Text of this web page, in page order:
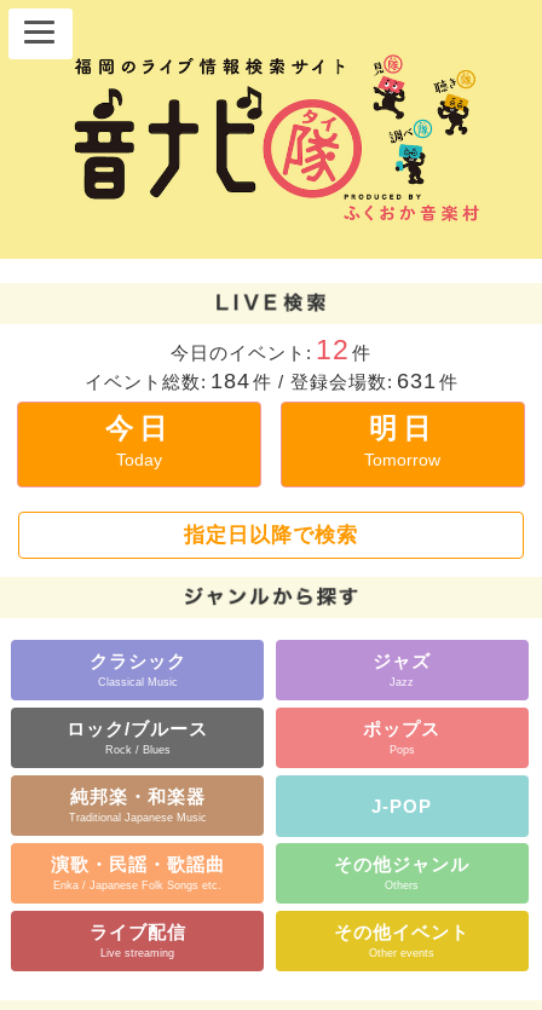
今日のイベント: 12 件
イベント総数: 184件 / 登録会場数: 631 件
今日
Today
明日
Tomorrow
指定日以降で検索
クラシック
Classical Music
ジャズ
Jazz
ロック/ブルース
Rock / Blues
ポップス
Pops
純邦楽・和楽器
Traditional Japanese Music
J-POP
演歌・民謡・歌謡曲
Enka / Japanese Folk Songs etc.
その他ジャンル
Others
ライブ配信
Live streaming
その他イベント
Other events